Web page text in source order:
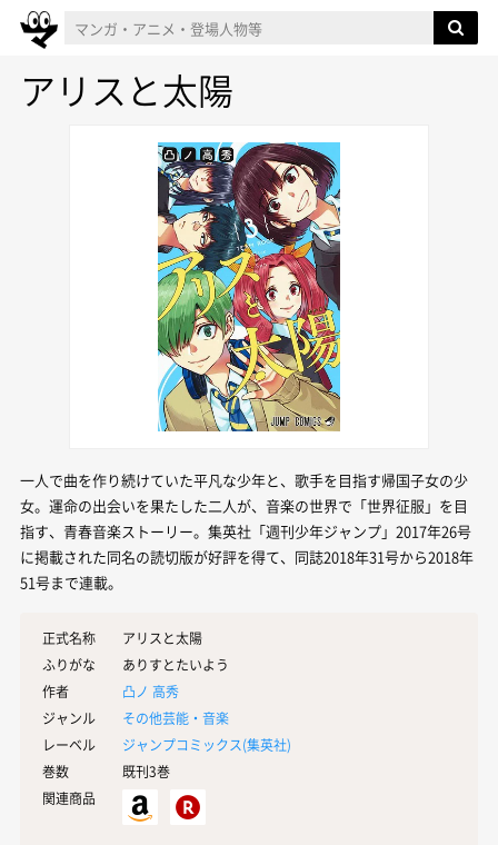
アリスと太陽
一人で曲を作り続けていた平凡な少年と、歌手を目指す帰国子女の少
女。運命の出会いを果たした二人が、音楽の世界で「世界征服」を目
指す、青春音楽ストーリー。集英社「週刊少年ジャンプ」2017年26号
に掲載された同名の読切版が好評を得て、同誌2018年31号から2018年
51号まで連載。
正式名称
アリスと太陽
ふりがな
ありすとたいよう
作者
凸ノ 高秀
ジャンル
その他芸能・音楽
レーベル
ジャンプコミックス(集英社)
巻数
既刊3巻
関連商品